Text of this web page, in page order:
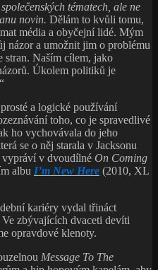
tématech, ale ne
novin. Dělám to kvůli tomu,
média a obyčejní lidé. Mým
názor a umožnit jim o problému
stran. Naším cílem, jako
Úkolem politiků je
a logické používání
toho, co je spravedlivé
ho vychovávala do jeho
se o něj starala v Jacksonu
v dvoudílné On Coming
albu I’m New Here (2010, XL
kariéry vydal třináct
zbývajících dvaceti devíti
opravdové klenoty.
Message To The